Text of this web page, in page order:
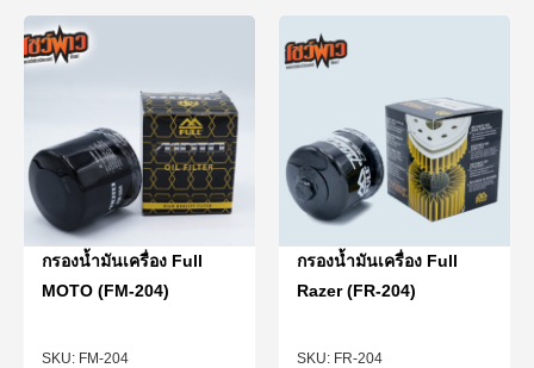
FM-204
กรองน้ำมันเครื่อง Full
MOTO (FM-204)
FR-204
กรองน้ำมันเครื่อง Full
Razer (FR-204)